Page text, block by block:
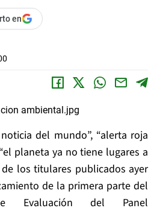
en
del mundo”, “alerta roja
planeta ya no tiene lugares a
los titulares publicados ayer
de la primera parte del
Evaluación del Panel